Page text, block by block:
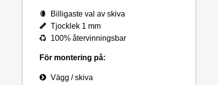
Billigaste val av skiva
Tjocklek 1 mm
100% återvinningsbar
För montering på:
Vägg / skiva